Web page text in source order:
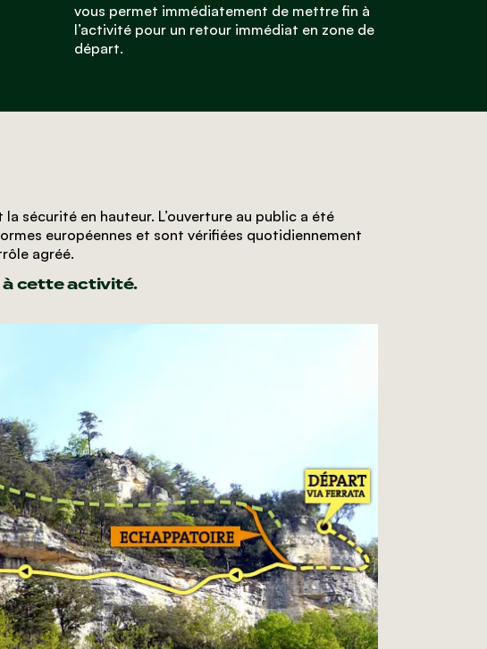
vous permet immédiatement de mettre fin à
l’activité pour un retour immédiat en zone de
départ.
sécurité en hauteur. L’ouverture au public a été
européennes et sont vérifiées quotidiennement
agréé.
cette activité.